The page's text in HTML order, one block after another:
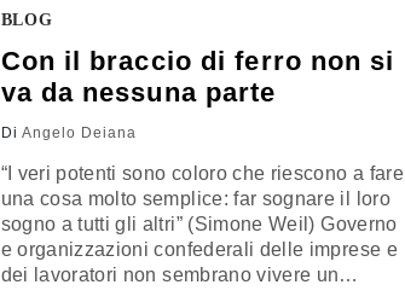
BLOG
Con il braccio di ferro non si
va da nessuna parte
Di Angelo Deiana
“I veri potenti sono coloro che riescono a fare
una cosa molto semplice: far sognare il loro
sogno a tutti gli altri” (Simone Weil) Governo
e organizzazioni confederali delle imprese e
dei lavoratori non sembrano vivere un